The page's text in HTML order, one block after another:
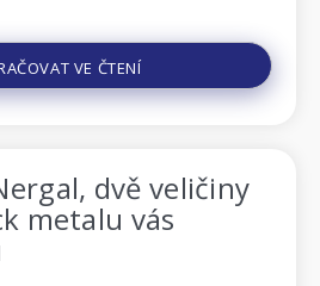
VE ČTENÍ
dvě veličiny
metalu vás